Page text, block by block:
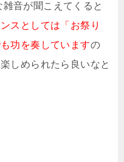
音が聞こえてくると
スとしては「お祭り
功を奏していますの
しめられたら良いなと